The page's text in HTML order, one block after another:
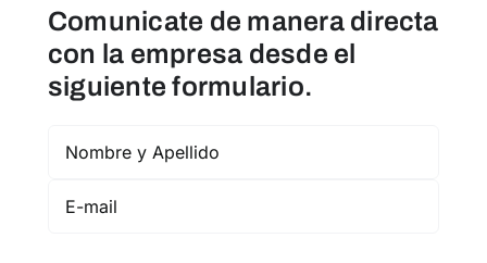
Comunicate de manera directa
con la empresa desde el
siguiente formulario.